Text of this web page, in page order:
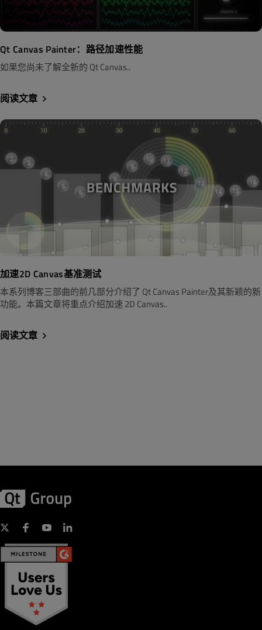
Qt Canvas Painter：路径加速性能
如果您尚未了解全新的 Qt Canvas..
阅读文章
加速2D Canvas基准测试
本系列博客三部曲的前几部分介绍了 Qt Canvas Painter及其新颖的新
功能。本篇文章将重点介绍加速 2D Canvas..
阅读文章